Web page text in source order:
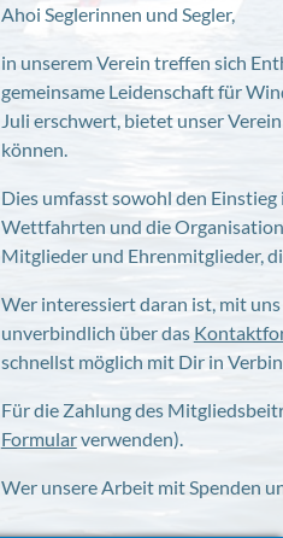
Ahoi Seglerinnen und Segler,
in unserem Verein treffen sich
gemeinsame Leidenschaft für
Juli erschwert, bietet unser
können.
Dies umfasst sowohl den
Wettfahrten und die
Mitglieder und Ehrenmitglieder,
Wer interessiert daran ist, mit
unverbindlich über das
schnellst möglich mit Dir in
Für die Zahlung des
Formularverwenden).
Wer unsere Arbeit mit Spenden